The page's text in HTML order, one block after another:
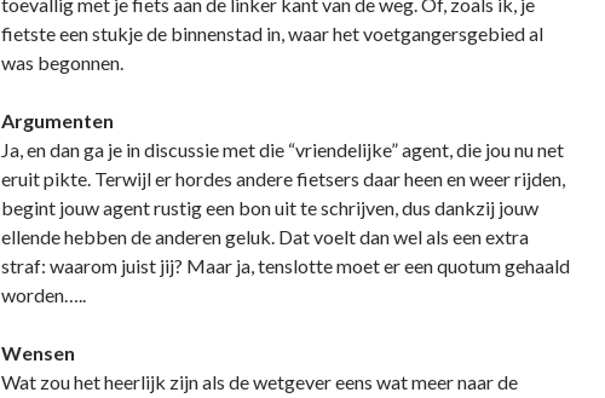
fietste een stukje de binnenstad in, waar het voetgangersgebied al
was begonnen.
Argumenten
Ja, en dan ga je in discussie met die “vriendelijke” agent, die jou nu net
eruit pikte. Terwijl er hordes andere fietsers daar heen en weer rijden,
begint jouw agent rustig een bon uit te schrijven, dus dankzij jouw
ellende hebben de anderen geluk. Dat voelt dan wel als een extra
straf: waarom juist jij? Maar ja, tenslotte moet er een quotum gehaald
worden…..
Wensen
Wat zou het heerlijk zijn als de wetgever eens wat meer naar de